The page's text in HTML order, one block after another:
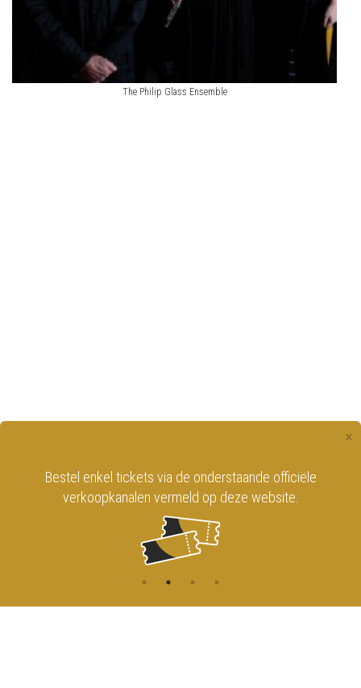
The Philip Glass Ensemble
×
Bestel enkel tickets via de onderstaande officiële
verkoopkanalen vermeld op deze website.